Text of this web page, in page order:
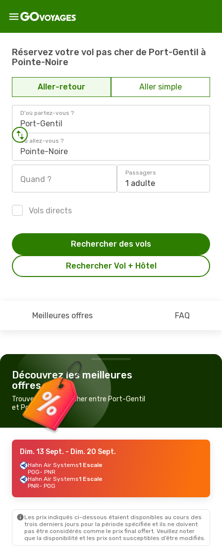
Réservez votre vol pas cher de Port-Gentil à
Pointe-Noire
Aller-retour Aller simple
D'où partez-vous ?
Port-Gentil
Où allez-vous ?
Pointe-Noire
Quand ?
Passagers
1 adulte
Vols directs
Rechercher Vol + Hôtel
Rechercher des vols
Meilleures offres FAQ
Découvrez les meilleures
offres
Trouvez un vol pas cher entre Port-Gentil
et Pointe-Noire
Dim. 13 Sept. - Dim. 20 Sept.
Hahn Air Systems1 Escale
POG- PNR
Hahn Air Systems1 Escale
PNR- POG
Les prix indiqués ci-dessous étaient disponibles au cours des
trois derniers jours pour la période spécifiée et ils ne doivent
pas être considérés comme le prix final offert. Veuillez noter
que la disponibilité et les prix sont susceptibles d’être modifiés.